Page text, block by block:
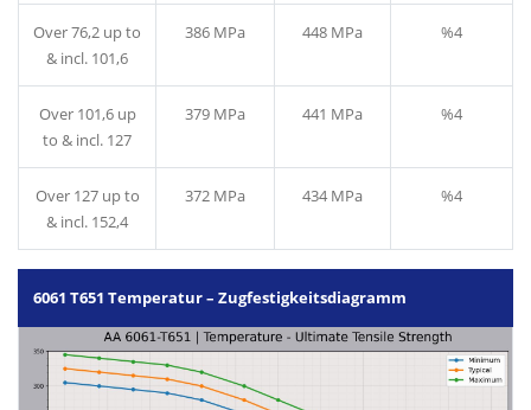
Over 76,2 up to
& incl. 101,6
386 MPa 448 MPa %4
Over 101,6 up
to & incl. 127
379 MPa 441 MPa %4
Over 127 up to
& incl. 152,4
372 MPa 434 MPa %4
6061 T651 Temperatur – Zugfestigkeitsdiagramm